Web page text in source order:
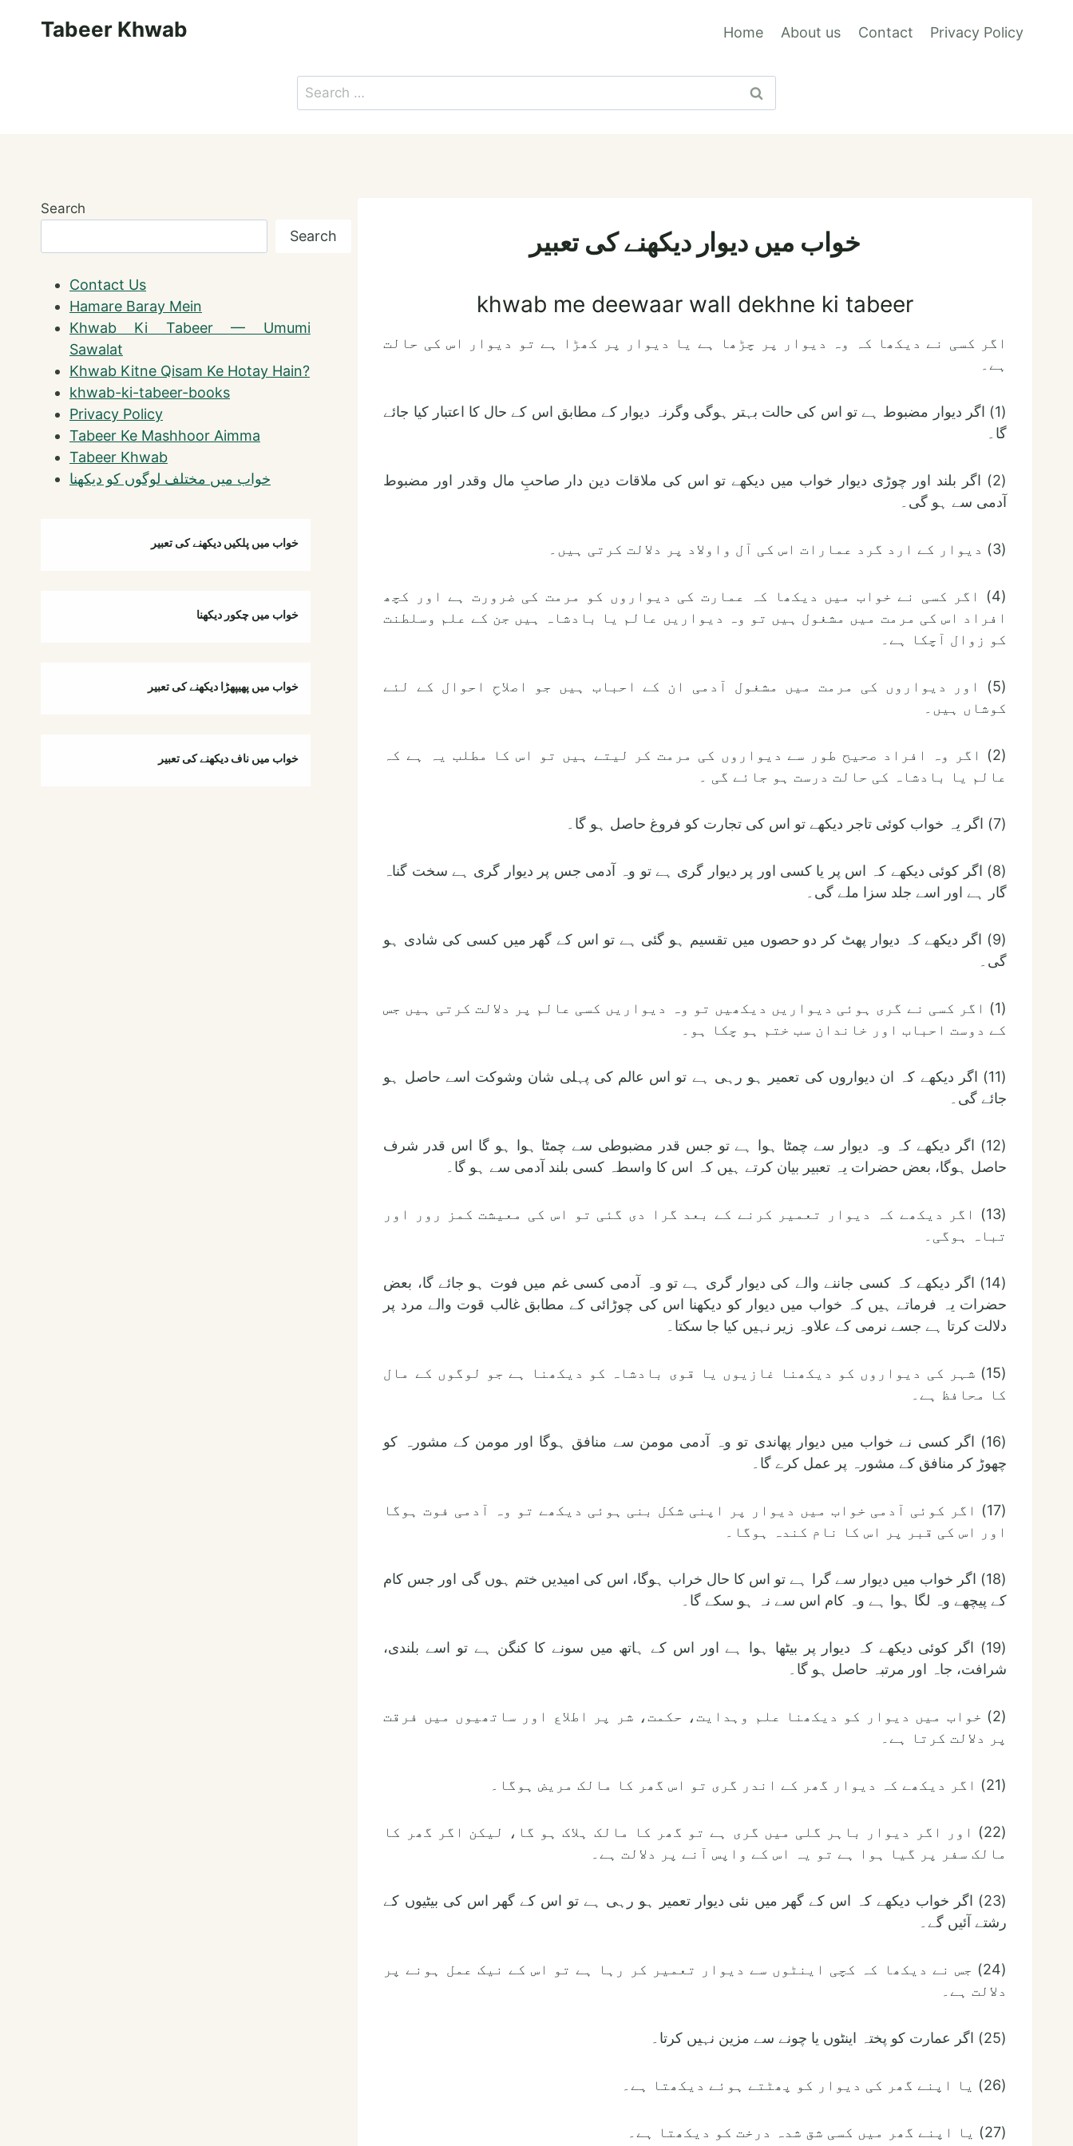
Tabeer Khwab Home About us Contact Privacy Policy
Search
for:
خواب میں دیوار دیکھنے کی تعبیر
khwab me deewaar wall dekhne ki tabeer
اگر کسی نے دیکھا کہ وہ دیوار پر چڑھا ہے یا دیوار پر کھڑا ہے تو دیوار اس کی حالت
ہے۔
(1) اگر دیوار مضبوط ہے تو اس کی حالت بہتر ہوگی وگرنہ دیوار کے مطابق اس کے حال کا اعتبار کیا جائے
گا۔
(2) اگر بلند اور چوڑی دیوار خواب میں دیکھے تو اس کی ملاقات دین دار صاحبِ مال وقدر اور مضبوط
آدمی سے ہو گی۔
(3) دیوار کے ارد گرد عمارات اس کی آل واولاد پر دلالت کرتی ہیں۔
(4) اگر کسی نے خواب میں دیکھا کہ عمارت کی دیواروں کو مرمت کی ضرورت ہے اور کچھ
افراد اس کی مرمت میں مشغول ہیں تو وہ دیواریں عالم یا بادشاہ ہیں جن کے علم وسلطنت
کو زوال آچکا ہے۔
(5) اور دیواروں کی مرمت میں مشغول آدمی ان کے احباب ہیں جو اصلاحِ احوال کے لئے
کوشاں ہیں۔
(2) اگر وہ افراد صحیح طور سے دیواروں کی مرمت کر لیتے ہیں تو اس کا مطلب یہ ہے کہ
عالم یا بادشاہ کی حالت درست ہو جائے گی ۔
(7) اگر یہ خواب کوئی تاجر دیکھے تو اس کی تجارت کو فروغ حاصل ہو گا۔
(8) اگر کوئی دیکھے کہ اس پر یا کسی اور پر دیوار گری ہے تو وہ آدمی جس پر دیوار گری ہے سخت گناہ
گار ہے اور اسے جلد سزا ملے گی۔
(9) اگر دیکھے کہ دیوار پھٹ کر دو حصوں میں تقسیم ہو گئی ہے تو اس کے گھر میں کسی کی شادی ہو
گی۔
(1) اگر کسی نے گری ہوئی دیواریں دیکھیں تو وہ دیواریں کسی عالم پر دلالت کرتی ہیں جس
کے دوست احباب اور خاندان سب ختم ہو چکا ہو۔
(11) اگر دیکھے کہ ان دیواروں کی تعمیر ہو رہی ہے تو اس عالم کی پہلی شان وشوکت اسے حاصل ہو
جائے گی۔
(12) اگر دیکھے کہ وہ دیوار سے چمٹا ہوا ہے تو جس قدر مضبوطی سے چمٹا ہوا ہو گا اس قدر شرف
حاصل ہوگا، بعض حضرات یہ تعبیر بیان کرتے ہیں کہ اس کا واسطہ کسی بلند آدمی سے ہو گا۔
(13) اگر دیکھے کہ دیوار تعمیر کرنے کے بعد گرا دی گئی تو اس کی معیشت کمز رور اور
تباہ ہوگی۔
(14) اگر دیکھے کہ کسی جاننے والے کی دیوار گری ہے تو وہ آدمی کسی غم میں فوت ہو جائے گا، بعض
حضرات یہ فرماتے ہیں کہ خواب میں دیوار کو دیکھنا اس کی چوڑائی کے مطابق غالب قوت والے مرد پر
دلالت کرتا ہے جسے نرمی کے علاوہ زیر نہیں کیا جا سکتا۔
(15) شہر کی دیواروں کو دیکھنا غازیوں یا قوی بادشاہ کو دیکھنا ہے جو لوگوں کے مال
کا محافظ ہے۔
(16) اگر کسی نے خواب میں دیوار پھاندی تو وہ آدمی مومن سے منافق ہوگا اور مومن کے مشورہ کو
چھوڑ کر منافق کے مشورہ پر عمل کرے گا۔
(17) اگر کوئی آدمی خواب میں دیوار پر اپنی شکل بنی ہوئی دیکھے تو وہ آدمی فوت ہوگا
اور اس کی قبر پر اس کا نام کندہ ہوگا۔
(18) اگر خواب میں دیوار سے گرا ہے تو اس کا حال خراب ہوگا، اس کی امیدیں ختم ہوں گی اور جس کام
کے پیچھے وہ لگا ہوا ہے وہ کام اس سے نہ ہو سکے گا۔
(19) اگر کوئی دیکھے کہ دیوار پر بیٹھا ہوا ہے اور اس کے ہاتھ میں سونے کا کنگن ہے تو اسے بلندی،
شرافت، جاہ اور مرتبہ حاصل ہو گا۔
(2) خواب میں دیوار کو دیکھنا علم وہدایت، حکمت، شر پر اطلاع اور ساتھیوں میں فرقت
پر دلالت کرتا ہے۔
(21) اگر دیکھے کہ دیوار گھر کے اندر گری تو اس گھر کا مالک مریض ہوگا۔
(22) اور اگر دیوار باہر گلی میں گری ہے تو گھر کا مالک ہلاک ہو گا، لیکن اگر گھر کا
مالک سفر پر گیا ہوا ہے تو یہ اس کے واپس آنے پر دلالت ہے۔
(23) اگر خواب دیکھے کہ اس کے گھر میں نئی دیوار تعمیر ہو رہی ہے تو اس کے گھر اس کی بیٹیوں کے
رشتے آئیں گے۔
(24) جس نے دیکھا کہ کچی اینٹوں سے دیوار تعمیر کر رہا ہے تو اس کے نیک عمل ہونے پر
دلالت ہے۔
(25) اگر عمارت کو پختہ اینٹوں یا چونے سے مزین نہیں کرتا۔
(26) یا اپنے گھر کی دیوار کو پھٹتے ہوئے دیکھتا ہے۔
(27) یا اپنے گھر میں کسی شق شدہ درخت کو دیکھتا ہے۔
Search
Search
Contact Us
Hamare Baray Mein
Khwab Ki Tabeer — Umumi
Sawalat
Khwab Kitne Qisam Ke Hotay Hain?
khwab-ki-tabeer-books
Privacy Policy
Tabeer Ke Mashhoor Aimma
Tabeer Khwab
خواب میں مختلف لوگوں کو دیکھنا
خواب میں پلکیں دیکھنے کی تعبیر
خواب میں چکور دیکھنا
خواب میں پھیپھڑا دیکھنے کی تعبیر
خواب میں ناف دیکھنے کی تعبیر